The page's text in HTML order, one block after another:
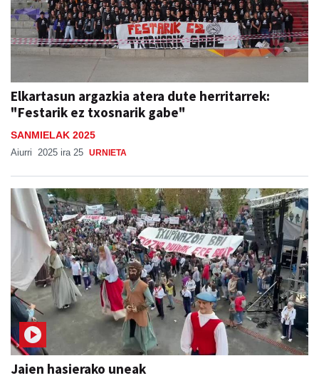
Elkartasun argazkia atera dute herritarrek:
"Festarik ez txosnarik gabe"
SANMIELAK 2025
Aiurri 2025 ira 25 URNIETA
Jaien hasierako uneak